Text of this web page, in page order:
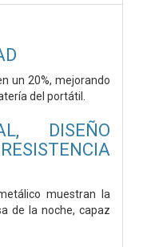
un 20%, mejorando
del portátil.
DISEÑO
muestran la
de la noche, capaz